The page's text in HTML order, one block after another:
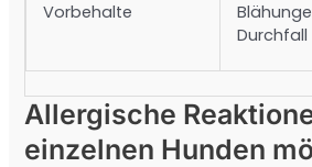
Vorbehalte
Durchfall
Allergische
einzelnen Hunden